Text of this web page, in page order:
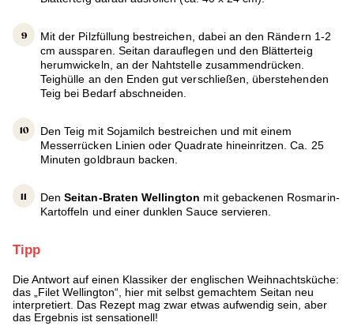
Mit der Pilzfüllung bestreichen, dabei an den Rändern 1-2
cm aussparen. Seitan darauflegen und den Blätterteig
herumwickeln, an der Nahtstelle zusammendrücken.
Teighülle an den Enden gut verschließen, überstehenden
Teig bei Bedarf abschneiden.
Den Teig mit Sojamilch bestreichen und mit einem
Messerrücken Linien oder Quadrate hineinritzen. Ca. 25
Minuten goldbraun backen.
DenSeitan-Braten Wellington mit gebackenen Rosmarin-
Kartoffeln und einer dunklen Sauce servieren.
Tipp
Die Antwort auf einen Klassiker der englischen Weihnachtsküche:
das „Filet Wellington“, hier mit selbst gemachtem Seitan neu
interpretiert. Das Rezept mag zwar etwas aufwendig sein, aber
das Ergebnis ist sensationell!